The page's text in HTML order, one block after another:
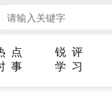
点 锐 评
事
学 习